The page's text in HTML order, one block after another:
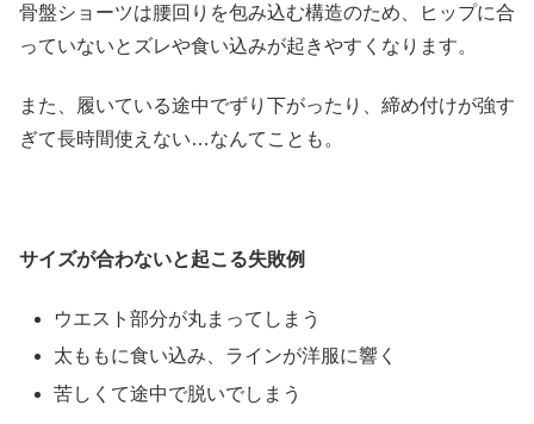
骨盤ショーツは腰回りを包み込む構造のため、ヒップに合
っていないとズレや食い込みが起きやすくなります。
また、履いている途中でずり下がったり、締め付けが強す
ぎて長時間使えない…なんてことも。
サイズが合わないと起こる失敗例
ウエスト部分が丸まってしまう
太ももに食い込み、ラインが洋服に響く
苦しくて途中で脱いでしまう